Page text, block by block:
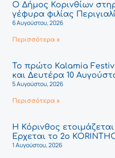
Ο Δήμος Κορινθίων
γέφυρα φιλίας
6 Αυγούστου, 2026
Περισσότερα »
Το πρώτο Kalamia
και Δευτέρα 10
5 Αυγούστου, 2026
Περισσότερα »
Η Κόρινθος
Έρχεται το 2ο
1 Αυγούστου, 2026